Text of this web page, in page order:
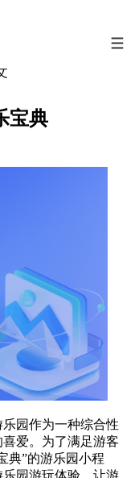
宝典
园作为一种综合性
爱。为了满足游客
典”的游乐园小程
园游玩体验，让游